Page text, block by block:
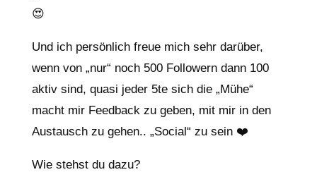
😍
Und ich persönlich freue mich sehr darüber,
wenn von „nur“ noch 500 Followern dann 100
aktiv sind, quasi jeder 5te sich die „Mühe“
macht mir Feedback zu geben, mit mir in den
Austausch zu gehen.. „Social“ zu sein ❤️
Wie stehst du dazu?